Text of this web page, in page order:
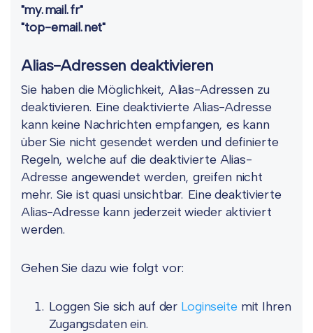
"my.mail.fr"
"top-email.net"
Alias-Adressen deaktivieren
Sie haben die Möglichkeit, Alias-Adressen zu
deaktivieren. Eine deaktivierte Alias-Adresse
kann keine Nachrichten empfangen, es kann
über Sie nicht gesendet werden und definierte
Regeln, welche auf die deaktivierte Alias-
Adresse angewendet werden, greifen nicht
mehr. Sie ist quasi unsichtbar. Eine deaktivierte
Alias-Adresse kann jederzeit wieder aktiviert
werden.
Gehen Sie dazu wie folgt vor:
Loggen Sie sich auf der Loginseite mit Ihren
Zugangsdaten ein.